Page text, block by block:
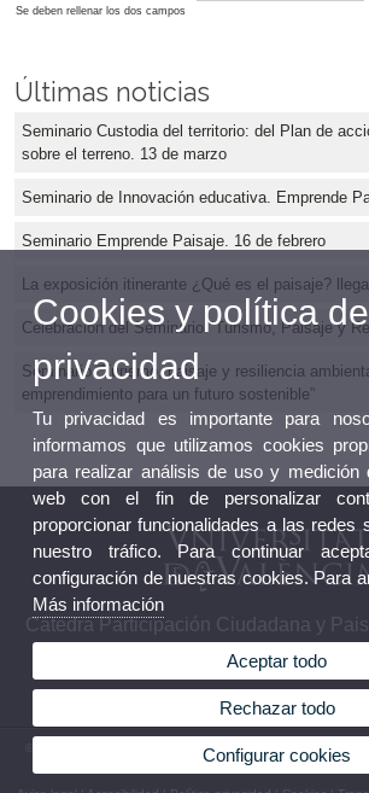
Se deben rellenar los dos campos
Últimas noticias
Seminario Custodia del territorio: del Plan de
sobre el terreno. 13 de marzo
Seminario de Innovación educativa. Emprende
Seminario Emprende Paisaje. 16 de febrero
La exposición itinerante ¿Qué es el paisaje? llega
Celebración del Seminario "Turismo, Paisaje y
Seminario “Turismo, paisaje y resiliencia
emprendimiento para un futuro sostenible”
Cátedra Participación Ciudadana y
© 2026 UV. - Facultad de Geografía e Historia. Av. de
España. Tel: (+34) 963 925 501
Cookies y política de
privacidad
Tu privacidad es importante para
informamos que utilizamos cookies
para realizar análisis de uso y medición
web con el fin de personalizar
proporcionar funcionalidades a las redes
nuestro tráfico. Para continuar
configuración de nuestras cookies. Para
Más información
Aceptar todo
Rechazar todo
Configurar cookies